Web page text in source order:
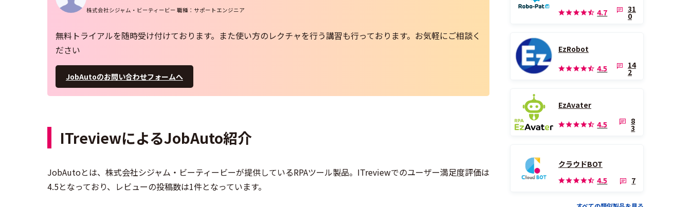
株式会社シジャム・ビーティービー 職種：サポートエンジニア
無料トライアルを随時受け付けております。また使い方のレクチャを行う講習も行っております。お気軽にご相談く
ださい
JobAutoのお問い合わせフォームへ
ITreviewによるJobAuto紹介
JobAutoとは、株式会社シジャム・ビーティービーが提供しているRPAツール製品。ITreviewでのユーザー満足度評価は
4.5となっており、レビューの投稿数は1件となっています。
4.7 31
0
EzRobot
4.5
14
2
EzAvater
4.5
8
3
クラウドBOT
4.5
7